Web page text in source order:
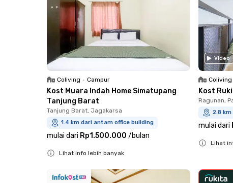
Coliving • Campur
Kost Muara Indah Home Simatupang
Tanjung Barat
Tanjung Barat, Jagakarsa
1.4 km dari antam office building
mulai dari Rp1.500.000 /bulan
Lihat info lebih banyak
Video
Coliving
Kost
Ragunan,
2.8
mulai dari
Lihat